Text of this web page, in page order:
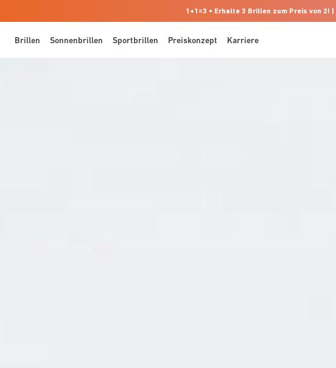
1+1=3 • Erhalte 3 Brillen zum Preis von 2! |
Brillen Sonnenbrillen Sportbrillen Preiskonzept Karriere